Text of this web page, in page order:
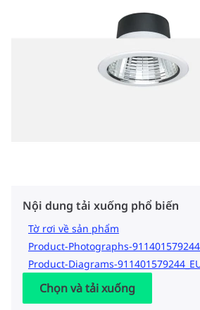
Nội dung tải xuống phổ biến
Tờ rơi về sản phẩm
Product-Photographs-
Product-Diagrams-
Chọn và tải xuống